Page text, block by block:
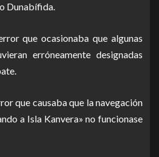
Dunabífida.
que ocasionaba que algunas
erróneamente designadas
que causaba que la navegación
a Isla Kanvera» no funcionase